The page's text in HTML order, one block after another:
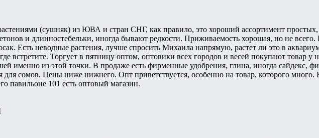
(сушняк) из ЮВА и стран СНГ, как правило, это хороший ассортимент
и длинностебельки, иногда бывают редкости. Приживаемость хорошая, но не всего.
Есть неводные растения, лучше спросить Михаила напрямую, растет ли это в
встретите. Торгует в пятницу оптом, оптовики всех городов и весей покупают товар у
именно из этой точки. В продаже есть фирменные удобрения, глина, иногда сайдекс,
для сомов. Цены ниже нижнего. Опт приветствуется, особенно на товар, которого много.
павильоне 101 есть оптовый магазин.